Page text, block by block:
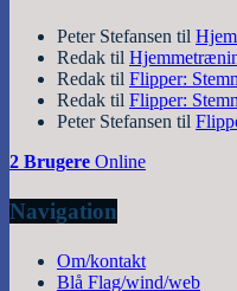
Peter Stefansen til
Redak til
Redak til Flipper:
Redak til Flipper:
Peter Stefansen til
2 Brugere Online
Navigation
Om/kontakt
Blå Flag/wind/web